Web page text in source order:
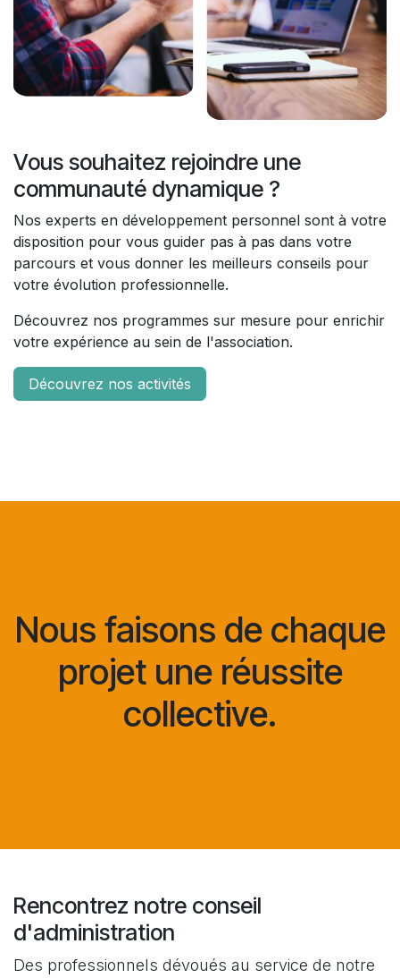
Vous souhaitez rejoindre une
communauté dynamique ?
Nos experts en développement personnel sont à votre
disposition pour vous guider pas à pas dans votre
parcours et vous donner les meilleurs conseils pour
votre évolution professionnelle.
Découvrez nos programmes sur mesure pour enrichir
votre expérience au sein de l'association.
Découvrez nos activités
Nous faisons de chaque
projet une réussite
collective.
Rencontrez notre conseil
d'administration
Des professionnels dévoués au service de notre